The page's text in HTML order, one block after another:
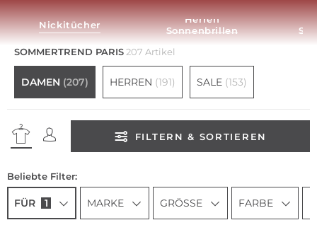
Nickitücher
Herren­
Sonnenbrillen
SOMMERTREND PARIS207 Artikel
DAMEN (207) HERREN (191) SALE (153)
FILTERN & SORTIEREN
Beliebte Filter:
FÜR 1 MARKE GRÖSSE FARBE